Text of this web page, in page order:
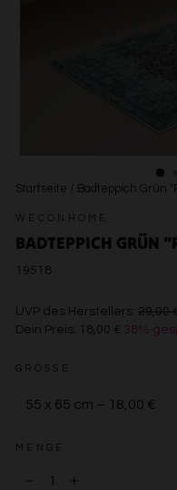
Startseite / Badteppich Grün
WECONHOME
BADTEPPICH GRÜN
19518
UVP des Herstellers: 29,00
Dein Preis: 18,00 € 38%
GRÖSSE
MENGE